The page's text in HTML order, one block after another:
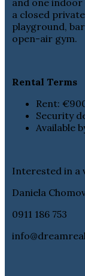
and one
a closed
playground,
open-air gym.
Rental Terms
Rent:
Security
Available
Interested in a
Daniela
0911 186 753